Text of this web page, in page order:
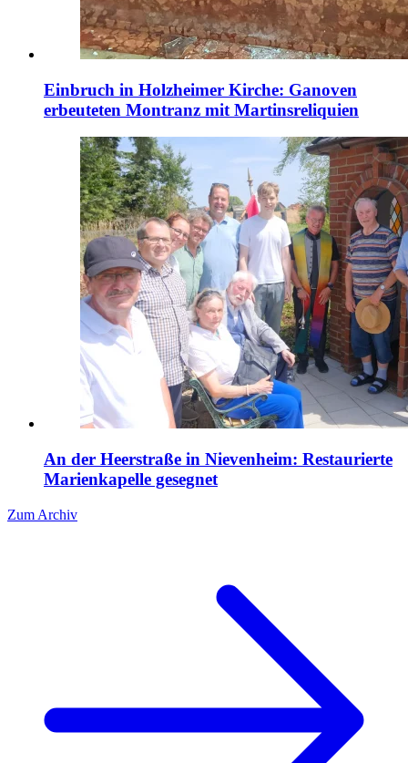
Einbruch in Holzheimer Kirche: Ganoven
erbeuteten Montranz mit Martinsreliquien
An der Heerstraße in Nievenheim: Restaurierte
Marienkapelle gesegnet
Zum Archiv